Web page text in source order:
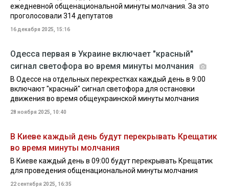
ежедневной общенациональной минуты молчания. За это
проголосовали 314 депутатов
16 декабря 2025, 15:16
Одесса первая в Украине включает "красный"
сигнал светофора во время минуты молчания
В Одессе на отдельных перекрестках каждый день в 9:00
включают "красный" сигнал светофора для остановки
движения во время общеукраинской минуты молчания
28 ноября 2025, 10:40
В Киеве каждый день будут перекрывать Крещатик
во время минуты молчания
В Киеве каждый день в 09:00 будут перекрывать Крещатик
для проведения общенациональной минуты молчания
22 сентября 2025, 16:35